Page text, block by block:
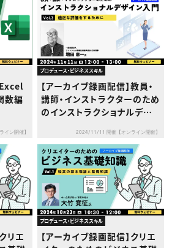
数編
ン開催】
プロデュース・ビジネススキル
【アーカイブ録画配信】教員・
講師・インストラクターのため
のインストラクショナルデザ
をするために～2024/11/11 開催【オンライン開催】
リエ
プロデュース・ビジネススキル
【アーカイブ録画配信】クリエ